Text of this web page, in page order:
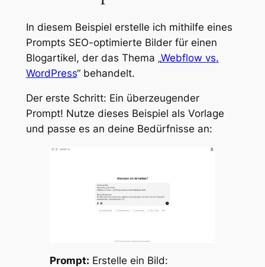
In diesem Beispiel erstelle ich mithilfe eines
Prompts SEO-optimierte Bilder für einen
Blogartikel, der das Thema „Webflow vs.
WordPress“ behandelt.
Der erste Schritt: Ein überzeugender
Prompt! Nutze dieses Beispiel als Vorlage
und passe es an deine Bedürfnisse an:
Prompt: Erstelle ein Bild: